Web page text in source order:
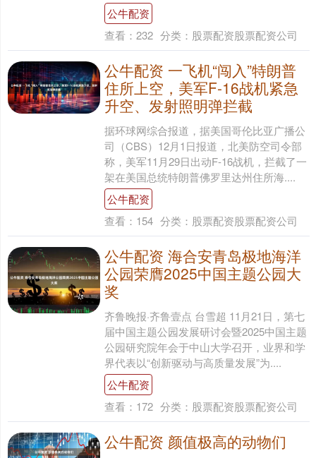
公牛配资
查看： 232 分类： 股票配资股票配资公司
公牛配资 一飞机“闯入”特朗普
住所上空，美军F-16战机紧急
升空、发射照明弹拦截
据环球网综合报道，据美国哥伦比亚广播公
司（CBS）12月1日报道，北美防空司令部
称，美军11月29日出动F-16战机，拦截了一
架在美国总统特朗普佛罗里达州住所海....
公牛配资
查看： 154 分类： 股票配资股票配资公司
公牛配资 海合安青岛极地海洋
公园荣膺2025中国主题公园大
奖
齐鲁晚报·齐鲁壹点 台雪超 11月21日，第七
届中国主题公园发展研讨会暨2025中国主题
公园研究院年会于中山大学召开，业界和学
界代表以“创新驱动与高质量发展”为....
公牛配资
查看： 172 分类： 股票配资股票配资公司
公牛配资 颜值极高的动物们